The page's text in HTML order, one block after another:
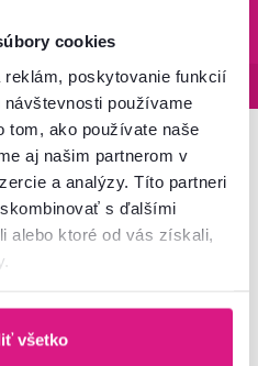
cookies
reklám, poskytovanie funkcií
používame
tom, ako používate naše
aj našim partnerom v
a analýzy. Títo partneri
s ďalšími
alebo ktoré od vás získali,
všetko
Zistiť viac
uvítaciu zľavu
inšpirácie a výhodné